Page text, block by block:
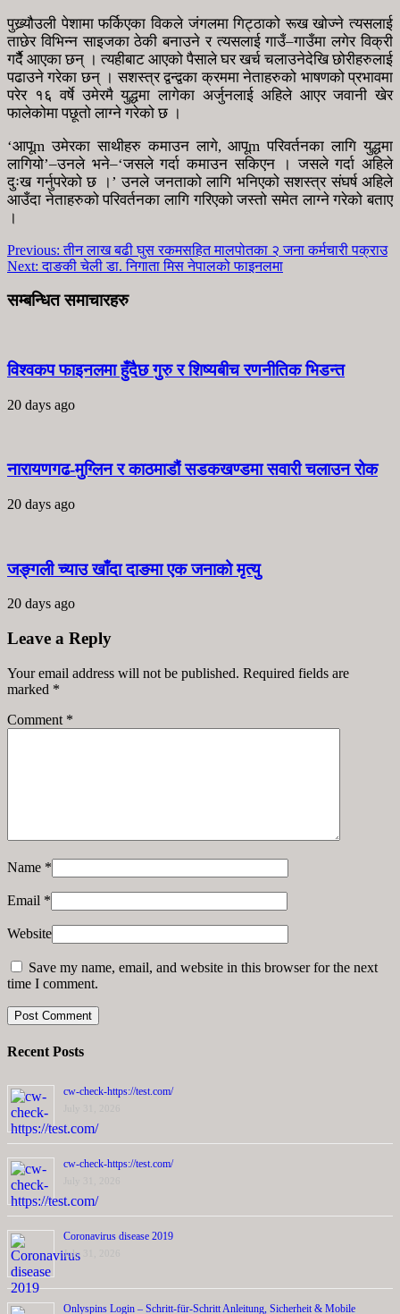
पुख्र्यौउली पेशामा फर्किएका विकले जंगलमा गिट्ठाको रूख खोज्ने त्यसलाई
ताछेर विभिन्न साइजका ठेकी बनाउने र त्यसलाई गाउँ–गाउँमा लगेर विक्री
गर्दैै आएका छन् । त्यहीबाट आएको पैसाले घर खर्च चलाउनेदेखि छोरीहरुलाई
पढाउने गरेका छन् । सशस्त्र द्वन्द्वका क्रममा नेताहरुको भाषणको प्रभावमा
परेर १६ वर्षे उमेरमै युद्धमा लागेका अर्जुनलाई अहिले आएर जवानी खेर
फालेकोमा पछूतो लाग्ने गरेको छ ।
‘आपूm उमेरका साथीहरु कमाउन लागे, आपूm परिवर्तनका लागि युद्धमा
लागियो’–उनले भने–‘जसले गर्दा कमाउन सकिएन । जसले गर्दा अहिले
दुःख गर्नुपरेको छ ।’ उनले जनताको लागि भनिएको सशस्त्र संघर्ष अहिले
आउँदा नेताहरुको परिवर्तनका लागि गरिएको जस्तो समेत लाग्ने गरेको बताए
।
Previous: तीन लाख बढी घुस रकमसहित मालपोतका २ जना कर्मचारी पक्राउ
Next: दाङकी चेली डा. निगाता मिस नेपालको फाइनलमा
सम्बन्धित समाचारहरु
विश्वकप फाइनलमा हुँदैछ गुरु र शिष्यबीच रणनीतिक भिडन्त
20 days ago
नारायणगढ-मुग्लिन र काठमाडौं सडकखण्डमा सवारी चलाउन रोक
20 days ago
जङ्गली च्याउ खाँदा दाङमा एक जनाको मृत्यु
20 days ago
Leave a Reply
Your email address will not be published. Required fields are
marked *
Comment *
Name *
Email *
Website
Save my name, email, and website in this browser for the next
time I comment.
Recent Posts
cw-check-https://test.com/
cw-check-https://test.com/
Coronavirus disease 2019
July 31, 2026
Onlyspins Login – Schritt‑für‑Schritt Anleitung, Sicherheit & Mobile